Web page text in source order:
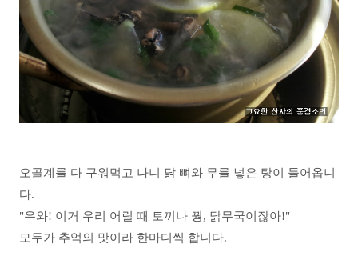
오골계를 다 구워먹고 나니 닭 뼈와 무를 넣은 탕이 들어옵니
다.
"우와! 이거 우리 어릴 때 토끼나 꿩, 닭무국이잖아!"
모두가 추억의 맛이라 한마디씩 합니다.